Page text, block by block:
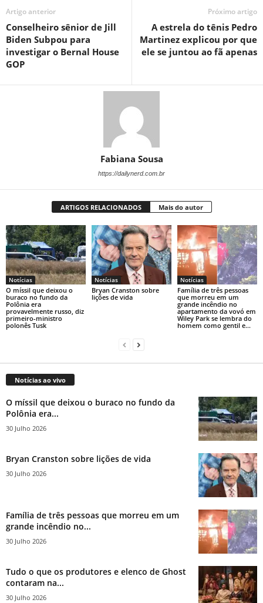
Artigo anterior
Conselheiro sênior de Jill
Biden Subpou para
investigar o Bernal House
GOP
Próximo artigo
A estrela do tênis Pedro
Martinez explicou por que
ele se juntou ao fã apenas
Fabiana Sousa
https://dailynerd.com.br
ARTIGOS RELACIONADOS Mais do autor
Notícias
O míssil que deixou o
buraco no fundo da
Polônia era
provavelmente russo, diz
primeiro-ministro
polonês Tusk
Notícias
Bryan Cranston sobre
lições de vida
Notícias
Família de três pessoas
que morreu em um
grande incêndio no
apartamento da vovó em
Wiley Park se lembra do
homem como gentil e...
Notícias ao vivo
O míssil que deixou o buraco no fundo da
Polônia era...
30 Julho 2026
Bryan Cranston sobre lições de vida
30 Julho 2026
Família de três pessoas que morreu em um
grande incêndio no...
30 Julho 2026
Tudo o que os produtores e elenco de Ghost
contaram na...
30 Julho 2026